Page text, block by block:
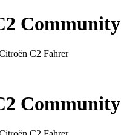
Community
C2 Fahrer
Community